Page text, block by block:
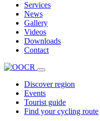
Services
News
Gallery
Videos
Downloads
Contact
Discover region
Events
Tourist guide
Find your cycling route